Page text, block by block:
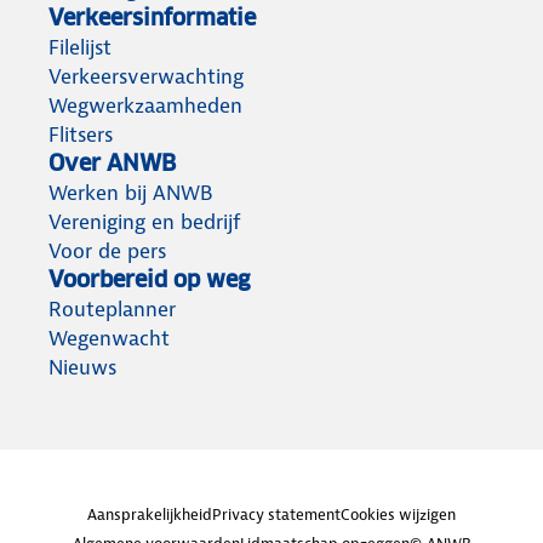
Verkeersinformatie
Filelijst
Verkeersverwachting
Wegwerkzaamheden
Flitsers
Over ANWB
Werken bij ANWB
Vereniging en bedrijf
Voor de pers
Voorbereid op weg
Routeplanner
Wegenwacht
Nieuws
AansprakelijkheidPrivacy statementCookies wijzigen